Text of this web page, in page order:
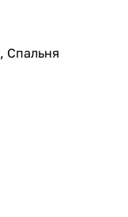
, Спальня